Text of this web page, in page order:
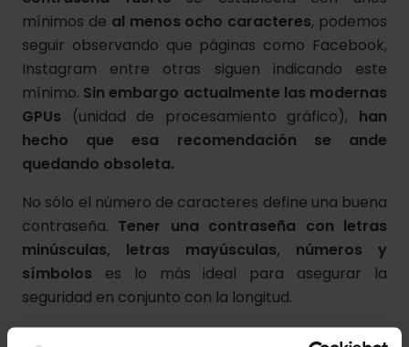
mínimos de al menos ocho caracteres, podemos
seguir observando que páginas como Facebook,
Instagram entre otras siguen indicando este
mínimo. Sin embargo actualmente las modernas
GPUs
(unidad de procesamiento gráfico), han
hecho que esa recomendación se ande
quedando obsoleta.
No sólo el número de caracteres define una buena
contraseña. Tener una contraseña con letras
minúsculas, letras mayúsculas, números y
símbolos es lo más ideal para asegurar la
seguridad en conjunto con la longitud.
En la siguiente tabla de datos proporcionados por